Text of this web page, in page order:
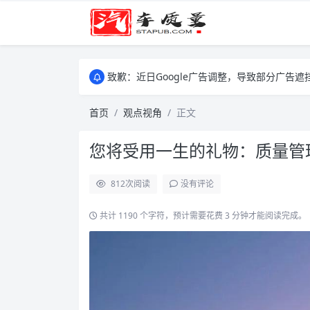
致歉：近日Google广告调整，导致部分广告
致歉：近日Google广告调整，导致部分广告
首页 观点视角 正文
您将受用一生的礼物：质量
812次阅读 没有评论
共计 1190 个字符，预计需要花费 3 分钟才能阅读完成。